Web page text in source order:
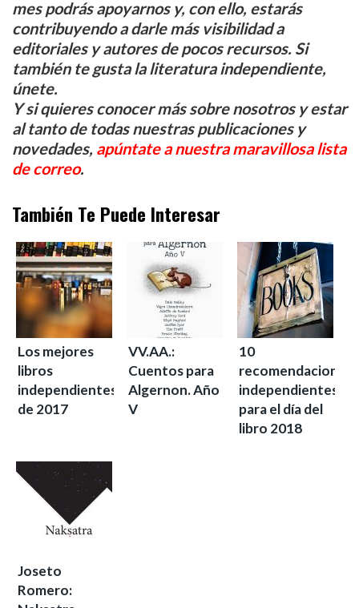
mes podrás apoyarnos y, con ello, estarás
contribuyendo a darle más visibilidad a
editoriales y autores de pocos recursos. Si
también te gusta la literatura independiente,
únete.
Y si quieres conocer más sobre nosotros y estar
al tanto de todas nuestras publicaciones y
novedades, apúntate a nuestra maravillosa lista
de correo.
También Te Puede Interesar
Los mejores
libros
independientes
de 2017
VV.AA.:
Cuentos para
Algernon. Año
V
10
recomendaciones
independientes
para el día del
libro 2018
Joseto
Romero: